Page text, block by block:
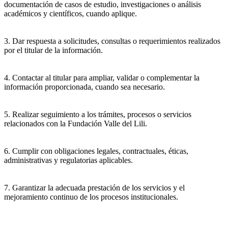
documentación de casos de estudio, investigaciones o análisis
académicos y científicos, cuando aplique.
3. Dar respuesta a solicitudes, consultas o requerimientos realizados
por el titular de la información.
4. Contactar al titular para ampliar, validar o complementar la
información proporcionada, cuando sea necesario.
5. Realizar seguimiento a los trámites, procesos o servicios
relacionados con la Fundación Valle del Lili.
6. Cumplir con obligaciones legales, contractuales, éticas,
administrativas y regulatorias aplicables.
7. Garantizar la adecuada prestación de los servicios y el
mejoramiento continuo de los procesos institucionales.